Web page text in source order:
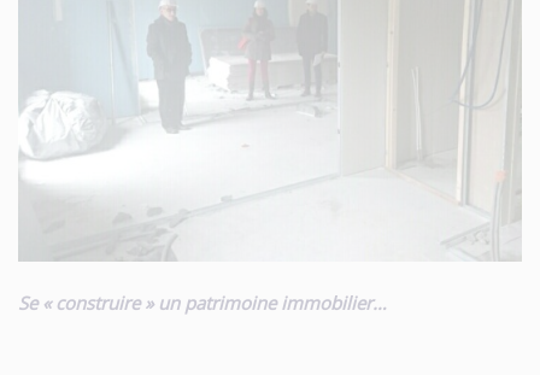
Se « construire » un patrimoine immobilier…